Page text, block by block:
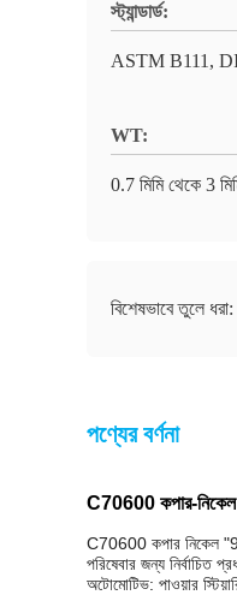
স্ট্যান্ডার্ড:
ASTM B111,
WT:
0.7 মিমি থেকে 3
বিশেষভাবে তুলে ধরা:
পণ্যের বর্ণনা
C70600 কপার-নিকেল
C70600 কপার নিকেল
পরিষেবার জন্য
অটোমোটিভ: পাওয়ার